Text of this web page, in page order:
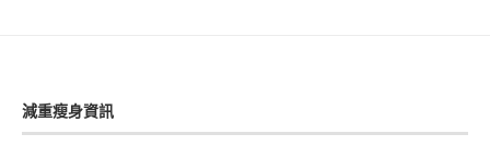
減重瘦身資訊